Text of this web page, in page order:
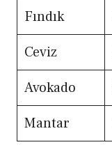
Fındık
Ceviz
Avokado
Mantar